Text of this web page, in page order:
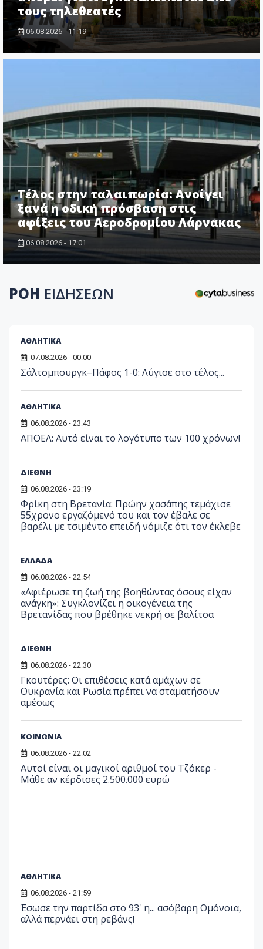
τους τηλεθεατές
06.08.2026 - 11:19
Τέλος στην ταλαιπωρία: Ανοίγει
ξανά η οδική πρόσβαση στις
αφίξεις του Αεροδρομίου Λάρνακας
06.08.2026 - 17:01
ΡΟΗ ΕΙΔΗΣΕΩΝ
ΑΘΛΗΤΙΚΑ
07.08.2026 - 00:00
Σάλτσμπουργκ–Πάφος 1-0: Λύγισε στο τέλος...
ΑΘΛΗΤΙΚΑ
06.08.2026 - 23:43
ΑΠΟΕΛ: Αυτό είναι το λογότυπο των 100 χρόνων!
ΔΙΕΘΝΗ
06.08.2026 - 23:19
Φρίκη στη Βρετανία: Πρώην χασάπης τεμάχισε
55χρονο εργαζόμενό του και τον έβαλε σε
βαρέλι με τσιμέντο επειδή νόμιζε ότι τον έκλεβε
ΕΛΛΑΔΑ
06.08.2026 - 22:54
«Αφιέρωσε τη ζωή της βοηθώντας όσους είχαν
ανάγκη»: Συγκλονίζει η οικογένεια της
Βρετανίδας που βρέθηκε νεκρή σε βαλίτσα
ΔΙΕΘΝΗ
06.08.2026 - 22:30
Γκουτέρες: Οι επιθέσεις κατά αμάχων σε
Ουκρανία και Ρωσία πρέπει να σταματήσουν
αμέσως
ΚΟΙΝΩΝΙΑ
06.08.2026 - 22:02
Αυτοί είναι οι μαγικοί αριθμοί του Τζόκερ -
Μάθε αν κέρδισες 2.500.000 ευρώ
ΑΘΛΗΤΙΚΑ
06.08.2026 - 21:59
Έσωσε την παρτίδα στο 93' η... ασόβαρη Ομόνοια,
αλλά περνάει στη ρεβάνς!